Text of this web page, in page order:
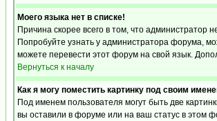
Моего языка нет в списке!
Причина скорее всего в том, что
Попробуйте узнать у администратора форума,
можете перевести этот форум на свой язык.
Вернуться к началу
Как я могу поместить картинку под своим
Под именем пользователя могут быть две
вы оставили в форуме или на ваш статус в этом